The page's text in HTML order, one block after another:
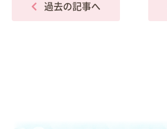
過去の記事へ